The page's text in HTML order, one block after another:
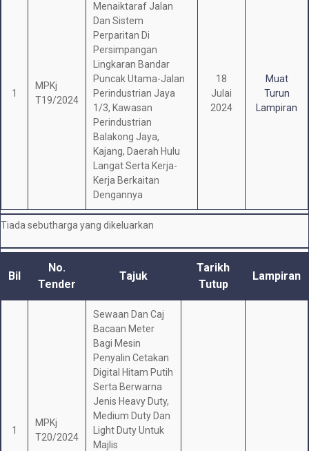
1
MPKj
T19/2024
Menaiktaraf Jalan
Dan Sistem
Perparitan Di
Persimpangan
Lingkaran Bandar
Puncak Utama-Jalan
Perindustrian Jaya
1/3, Kawasan
Perindustrian
Balakong Jaya,
Kajang, Daerah Hulu
Langat Serta Kerja-
Kerja Berkaitan
Dengannya
18
Julai
2024
Muat
Turun
Lampiran
Tiada sebutharga yang dikeluarkan
Bil
No.
Tender
Tajuk
Tarikh
Tutup
Lampiran
1
MPKj
T20/2024
Sewaan Dan Caj
Bacaan Meter
Bagi Mesin
Penyalin Cetakan
Digital Hitam Putih
Serta Berwarna
Jenis Heavy Duty,
Medium Duty Dan
Light Duty Untuk
Majlis